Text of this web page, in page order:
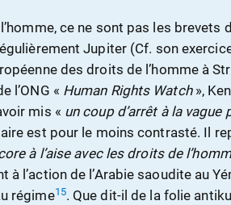
ce ne sont pas les brevets
Jupiter (Cf. son
des droits de l’homme à
l’ONG « Human Rights Watch»,
mis « un coup d’arrêt à la vague
est pour le moins contrasté. Il
à l’aise avec les droits de
l’action de l’Arabie saoudite au
régime15. Que dit-il de la folie